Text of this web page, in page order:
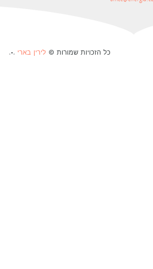
כל הזכויות שמורות © לירין בארי .
•
.